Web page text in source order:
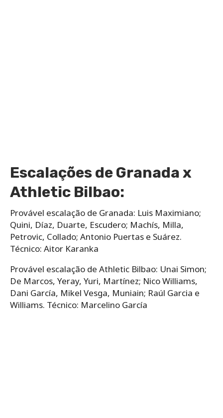
Escalações de Granada x
Athletic Bilbao:
Provável escalação de Granada: Luis Maximiano;
Quini, Díaz, Duarte, Escudero; Machís, Milla,
Petrovic, Collado; Antonio Puertas e Suárez.
Técnico: Aitor Karanka
Provável escalação de Athletic Bilbao: Unai Simon;
De Marcos, Yeray, Yuri, Martínez; Nico Williams,
Dani García, Mikel Vesga, Muniain; Raúl Garcia e
Williams. Técnico: Marcelino García